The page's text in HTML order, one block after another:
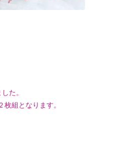
た。
組となります。